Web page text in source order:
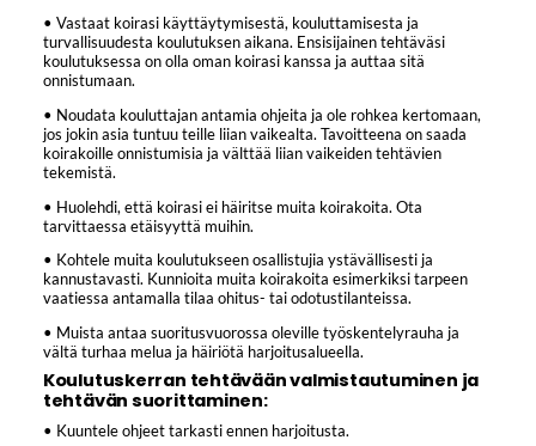
• Vastaat koirasi käyttäytymisestä, kouluttamisesta ja
turvallisuudesta koulutuksen aikana. Ensisijainen tehtäväsi
koulutuksessa on olla oman koirasi kanssa ja auttaa sitä
onnistumaan.
• Noudata kouluttajan antamia ohjeita ja ole rohkea kertomaan,
jos jokin asia tuntuu teille liian vaikealta. Tavoitteena on saada
koirakoille onnistumisia ja välttää liian vaikeiden tehtävien
tekemistä.
• Huolehdi, että koirasi ei häiritse muita koirakoita. Ota
tarvittaessa etäisyyttä muihin.
• Kohtele muita koulutukseen osallistujia ystävällisesti ja
kannustavasti. Kunnioita muita koirakoita esimerkiksi tarpeen
vaatiessa antamalla tilaa ohitus- tai odotustilanteissa.
• Muista antaa suoritusvuorossa oleville työskentelyrauha ja
vältä turhaa melua ja häiriötä harjoitusalueella.
Koulutuskerran tehtävään valmistautuminen ja
tehtävän suorittaminen:
• Kuuntele ohjeet tarkasti ennen harjoitusta.